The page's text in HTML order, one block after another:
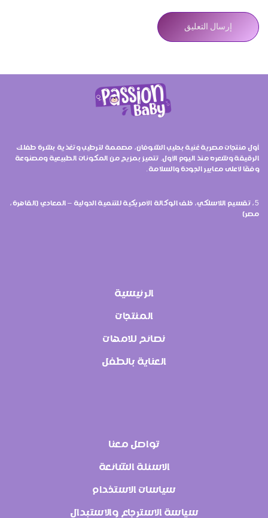
أول منتجات مصرية غنية بحليب الشوفان، مصممة لترطيب وتغذية بشرة طفلك
الرقيقة وشعره منذ اليوم الأول. تتميز بمزيج من المكونات الطبيعية ومصنوعة
وفقًا لأعلى معايير الجودة والسلامة.
5، تقسيم اللاسلكي، خلف الوكالة الأمريكية للتنمية الدولية – المعادي (القاهرة،
مصر)
الرئيسية
المنتجات
نصائح للامهات
العناية بالطفل
تواصل معنا
الاسئلة الشائعة
سياسات الاستخدام
سياسة الاسترجاع والاستبدال